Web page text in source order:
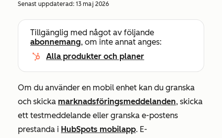
Senast uppdaterad: 13 maj 2026
Tillgänglig med något av följande
abonnemang, om inte annat anges:
Alla produkter och planer
Om du använder en mobil enhet kan du granska
och skicka marknadsföringsmeddelanden, skicka
ett testmeddelande eller granska e-postens
prestanda i HubSpots mobilapp. E-